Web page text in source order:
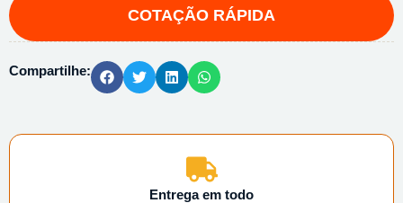
Compartilhe:
Entrega em todo